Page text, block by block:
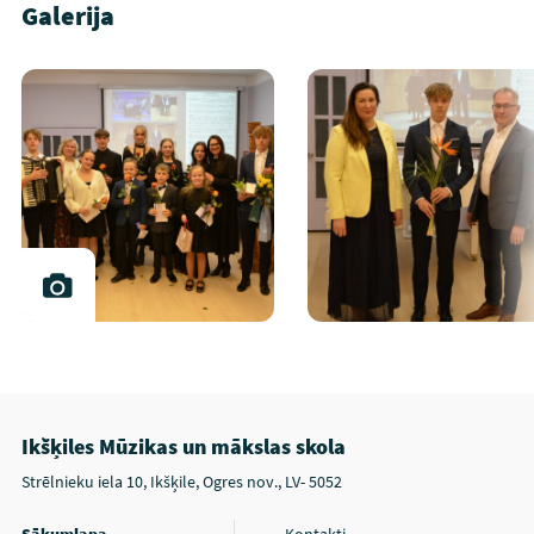
Galerija
Ikšķiles Mūzikas un mākslas skola
Strēlnieku iela 10, Ikšķile, Ogres nov., LV- 5052